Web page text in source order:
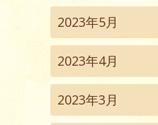
2023年5月
2023年4月
2023年3月